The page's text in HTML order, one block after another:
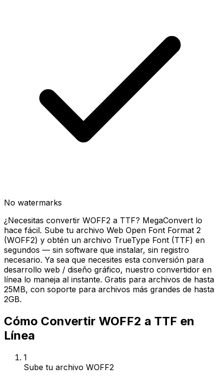
No watermarks
¿Necesitas convertir WOFF2 a TTF? MegaConvert lo
hace fácil. Sube tu archivo Web Open Font Format 2
(WOFF2) y obtén un archivo TrueType Font (TTF) en
segundos — sin software que instalar, sin registro
necesario. Ya sea que necesites esta conversión para
desarrollo web / diseño gráfico, nuestro convertidor en
línea lo maneja al instante. Gratis para archivos de hasta
25MB, con soporte para archivos más grandes de hasta
2GB.
Cómo Convertir WOFF2 a TTF en
Línea
1
Sube tu archivo WOFF2